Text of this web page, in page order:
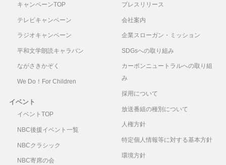
キャンペーンTOP
テレビキャンペーン
ラジオキャンペーン
平和文学朗読キャラバン
ながさきかぞく
We Do！For Children
イベント
イベントTOP
NBC後援イベント一覧
NBCクラシック
NBC寄席の会
プレスリリース
会社案内
企業スローガン・ミッション
SDGsへの取り組み
カーボンニュートラルへの取り組
み
採用について
放送番組の種別について
人権方針
特定個人情報等に対する基本方針
環境方針